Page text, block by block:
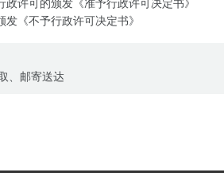
政许可的颁发《准予行政许可决定书》
发《不予行政许可决定书》
、邮寄送达